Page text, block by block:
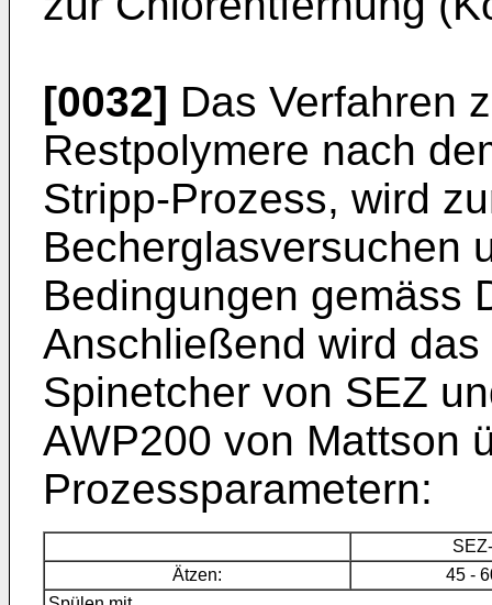
[0032] Das Verfahren
Restpolymere nach
Stripp-Prozess, wird
Becherglasversuchen
Bedingungen gemäss
Anschließend wird
Spinetcher von SEZ
AWP200 von Mattson
Prozessparametern:
Ätzen:
45 -